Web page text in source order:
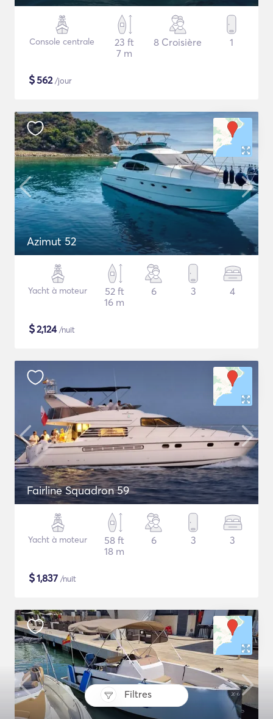
Filtres
Console centrale
23 ft
7 m
8 Croisière 1
$562/jour
Azimut 52
Yacht à moteur
52 ft
16 m
6 3 4
$2,124/nuit
Fairline Squadron 59
Yacht à moteur
58 ft
18 m
6 3 3
$1,837 /nuit